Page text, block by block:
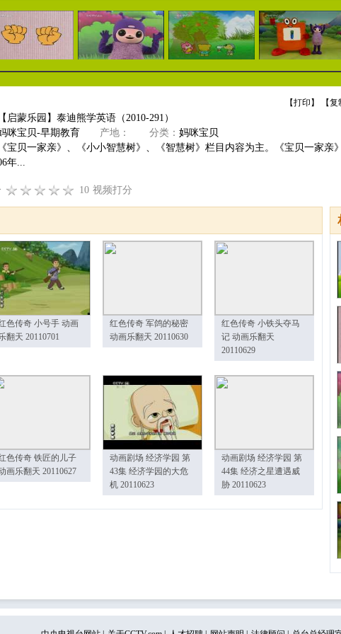
【打印 】 【复
【启蒙乐园】泰迪熊学英语（2010-291）
咪宝贝-早期教育 产地： 分类： 妈咪宝贝
《宝贝一家亲》、《小小智慧树》、《智慧树》栏目内容为主。《宝贝一家
年...
10 视频打分
色传奇 小号手 动画
翻天 20110701
红色传奇 军鸽的秘密
动画乐翻天 20110630
红色传奇 小铁头夺马
记 动画乐翻天
20110629
色传奇 铁匠的儿子
画乐翻天 20110627
动画剧场 经济学园 第
43集 经济学园的大危
机 20110623
动画剧场 经济学园 第
44集 经济之星遭遇威
胁 20110623